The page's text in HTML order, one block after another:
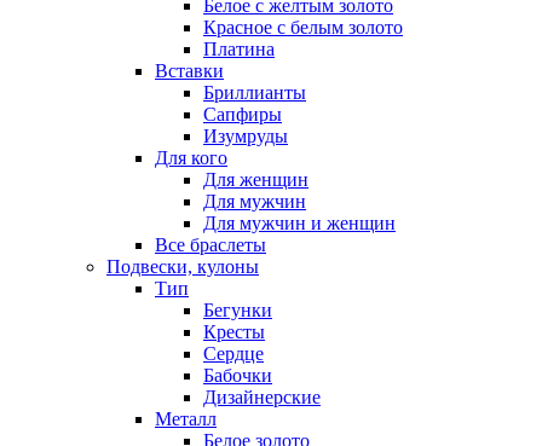
Белое с желтым золото
Красное с белым золото
Платина
Вставки
Бриллианты
Сапфиры
Изумруды
Для кого
Для женщин
Для мужчин
Для мужчин и женщин
Все браслеты
Подвески, кулоны
Тип
Бегунки
Кресты
Сердце
Бабочки
Дизайнерские
Металл
Белое золото